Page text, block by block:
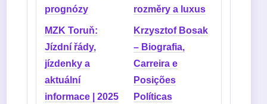
prognózy
rozměry a luxus
MZK Toruň:
Jízdní řády,
jízdenky a
aktuální
informace | 2025
Krzysztof Bosak
– Biografia,
Carreira e
Posições
Políticas